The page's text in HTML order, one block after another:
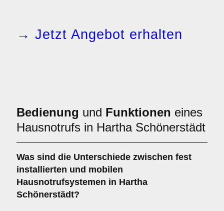
→ Jetzt Angebot erhalten
Bedienung und Funktionen eines
Hausnotrufs in Hartha Schönerstädt
Was sind die Unterschiede zwischen fest
installierten und mobilen
Hausnotrufsystemen in Hartha
Schönerstädt?